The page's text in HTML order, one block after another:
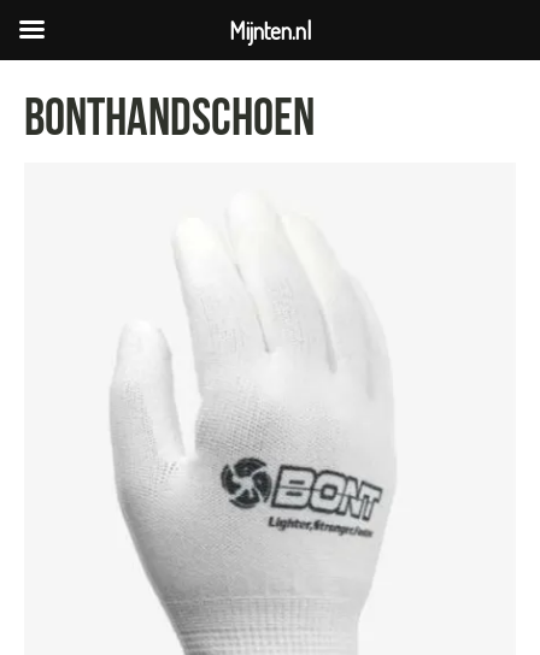
Bonthandschoen
Mijnten.nl